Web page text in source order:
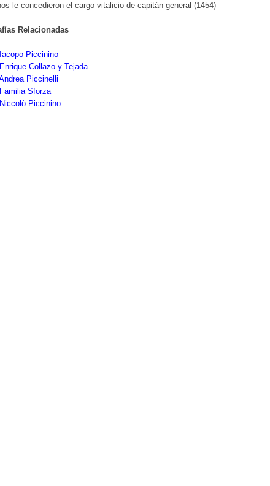
le concedieron el cargo vitalicio de capitán general (1454)
Relacionadas
Piccinino
Collazo y Tejada
Piccinelli
Sforza
Piccinino